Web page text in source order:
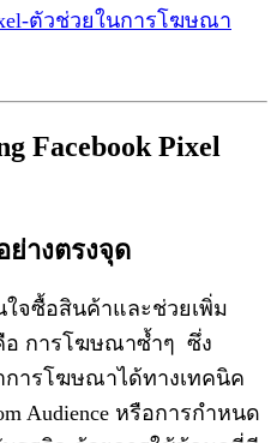
ตัวช่วยในการโฆษณา
Facebook Pixel
ย่างตรงจุด
จซื้อสินค้าและช่วยเพิ่ม
อ การโฆษณาซ้ำๆ ซึ่ง
การโฆษณาได้ทางเทคนิค
Audience หรือการกำหนด